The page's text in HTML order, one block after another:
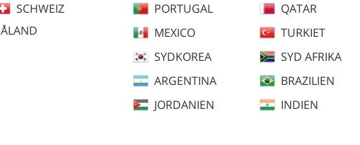
SCHWEIZ
ÅLAND
PORTUGAL
MEXICO
SYDKOREA
ARGENTINA
JORDANIEN
QATAR
TURKIET
SYD AFRIKA
BRAZILIEN
INDIEN